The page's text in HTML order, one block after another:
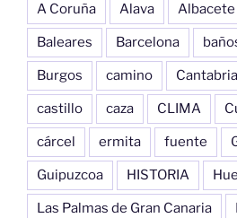
A Coruña Alava Albacete
Baleares Barcelona
Burgos camino Cantabria
castillo caza CLIMA
cárcel ermita fuente
Guipuzcoa HISTORIA
Las Palmas de Gran Canaria